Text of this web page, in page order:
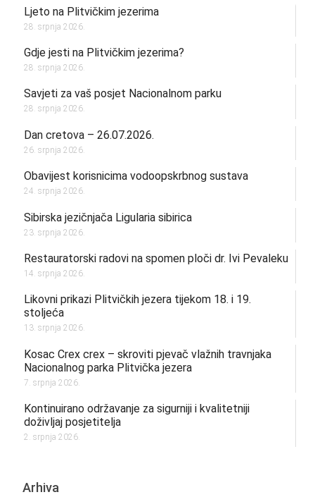
Ljeto na Plitvičkim jezerima
28. srpnja 2026.
Gdje jesti na Plitvičkim jezerima?
28. srpnja 2026.
Savjeti za vaš posjet Nacionalnom parku
28. srpnja 2026.
Dan cretova – 26.07.2026.
26. srpnja 2026.
Obavijest korisnicima vodoopskrbnog sustava
24. srpnja 2026.
Sibirska jezičnjača Ligularia sibirica
23. srpnja 2026.
Restauratorski radovi na spomen ploči dr. Ivi Pevaleku
14. srpnja 2026.
Likovni prikazi Plitvičkih jezera tijekom 18. i 19.
stoljeća
13. srpnja 2026.
Kosac Crex crex – skroviti pjevač vlažnih travnjaka
Nacionalnog parka Plitvička jezera
7. srpnja 2026.
Kontinuirano održavanje za sigurniji i kvalitetniji
doživljaj posjetitelja
2. srpnja 2026.
Arhiva